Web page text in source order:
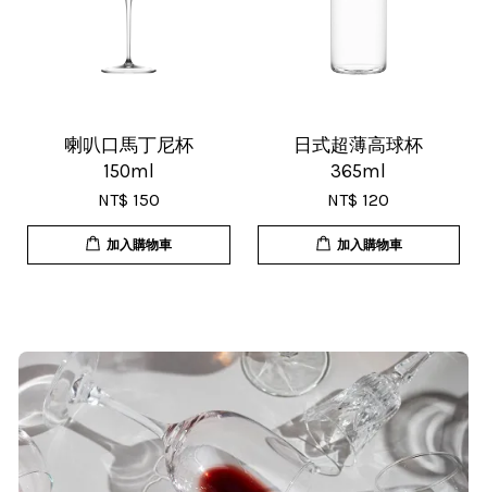
18/Nov/2025 07:35 pm
杯子的品質非常好、寄出很快速很有
效率，現在買調酒用品都會優先選購
T***
貨速度快，商品品質也很ok，價格又
超值，值得推薦大家購買
喇叭口馬丁尼杯
150ml
NT$ 150
加入購物車
日式超薄高球杯
365ml
NT$ 120
加入購物車